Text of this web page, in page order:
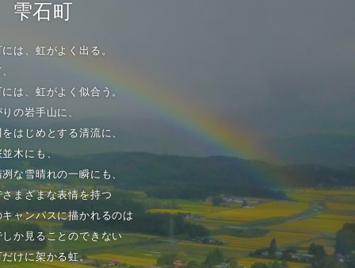
雫石町
は、虹がよく出る。
は、虹がよく似合う。
の岩手山に、
はじめとする清流に、
木にも、
な雪晴れの一瞬にも、
さまざまな表情を持つ
キャンパスに描かれるのは
しか見ることのできない
だけに架かる虹。